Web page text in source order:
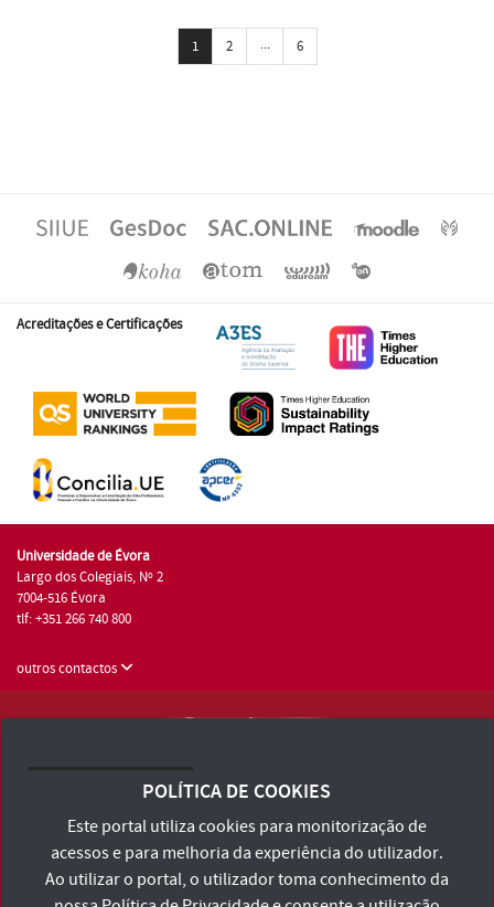
1 2 ... 6
Acreditações e Certificações
Universidade de Évora
Largo dos Colegiais, Nº 2
7004-516 Évora
tlf: +351 266 740 800
outros contactos
Consulte os Termos e Condições e Política de Privacidade
Declaração de Acessibilidade
POLÍTICA DE COOKIES
Este portal utiliza cookies para monitorização de
acessos e para melhoria da experiência do utilizador.
Ao utilizar o portal, o utilizador toma conhecimento da